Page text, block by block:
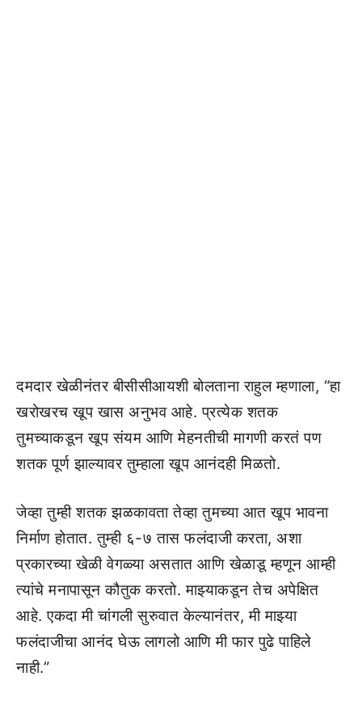
दमदार खेळीनंतर बीसीसीआयशी बोलताना राहुल म्हणाला, “हा
खरोखरच खूप खास अनुभव आहे. प्रत्येक शतक
तुमच्याकडून खूप संयम आणि मेहनतीची मागणी करतं पण
शतक पूर्ण झाल्यावर तुम्हाला खूप आनंदही मिळतो.
जेव्हा तुम्ही शतक झळकावता तेव्हा तुमच्या आत खूप भावना
निर्माण होतात. तुम्ही ६-७ तास फलंदाजी करता, अशा
प्रकारच्या खेळी वेगळ्या असतात आणि खेळाडू म्हणून आम्ही
त्यांचे मनापासून कौतुक करतो. माझ्याकडून तेच अपेक्षित
आहे. एकदा मी चांगली सुरुवात केल्यानंतर, मी माझ्या
फलंदाजीचा आनंद घेऊ लागलो आणि मी फार पुढे पाहिले
नाही.”